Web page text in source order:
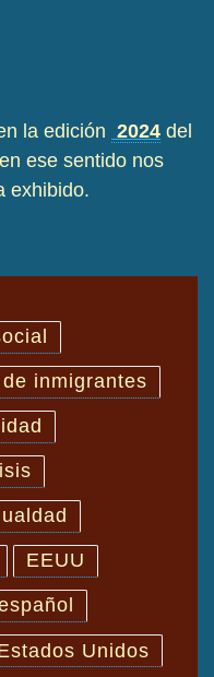
la edición 2024 del
en ese sentido nos
exhibido.
inmigrantes
EEUU
Unidos